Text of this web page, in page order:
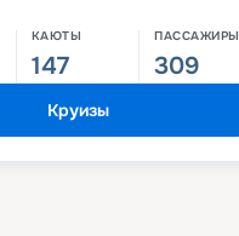
КАЮТЫ
147
ПАССАЖИРЫ
309
Круизы